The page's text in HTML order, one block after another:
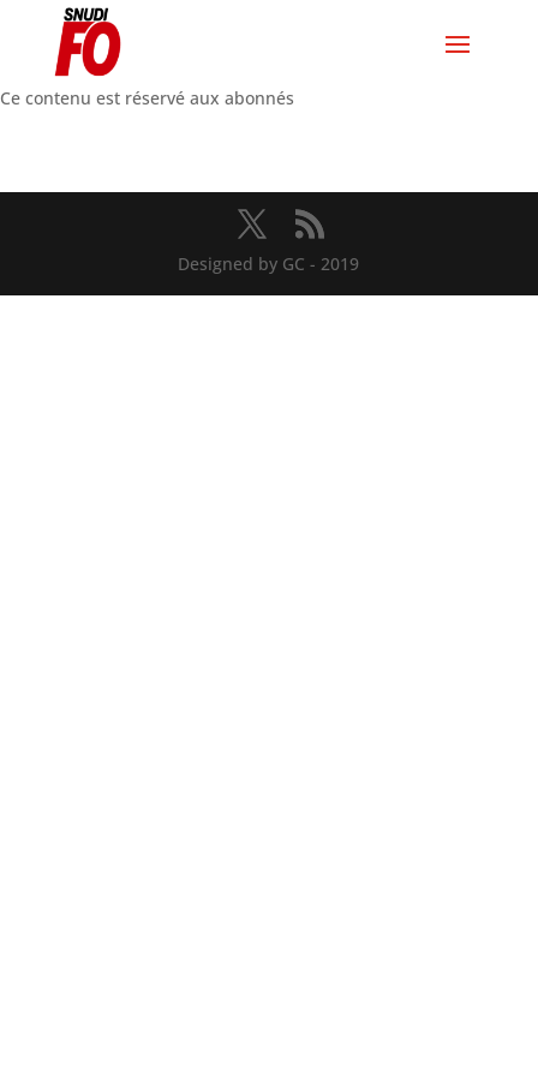
Ce contenu est réservé aux abonnés
Designed by GC - 2019